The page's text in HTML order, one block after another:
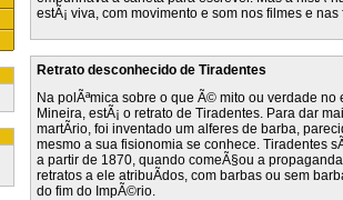
estÃ¡ viva, com movimento e som nos filmes e
Retrato desconhecido de Tiradentes
Na polÃªmica sobre o que Ã© mito ou verdade no
Mineira, estÃ¡ o retrato de Tiradentes. Para dar
martÃ­rio, foi inventado um alferes de barba,
mesmo a sua fisionomia se conhece. Tiradentes
a partir de 1870, quando comeÃ§ou a
retratos a ele atribuÃ­dos, com barbas ou sem
do fim do ImpÃ©rio.